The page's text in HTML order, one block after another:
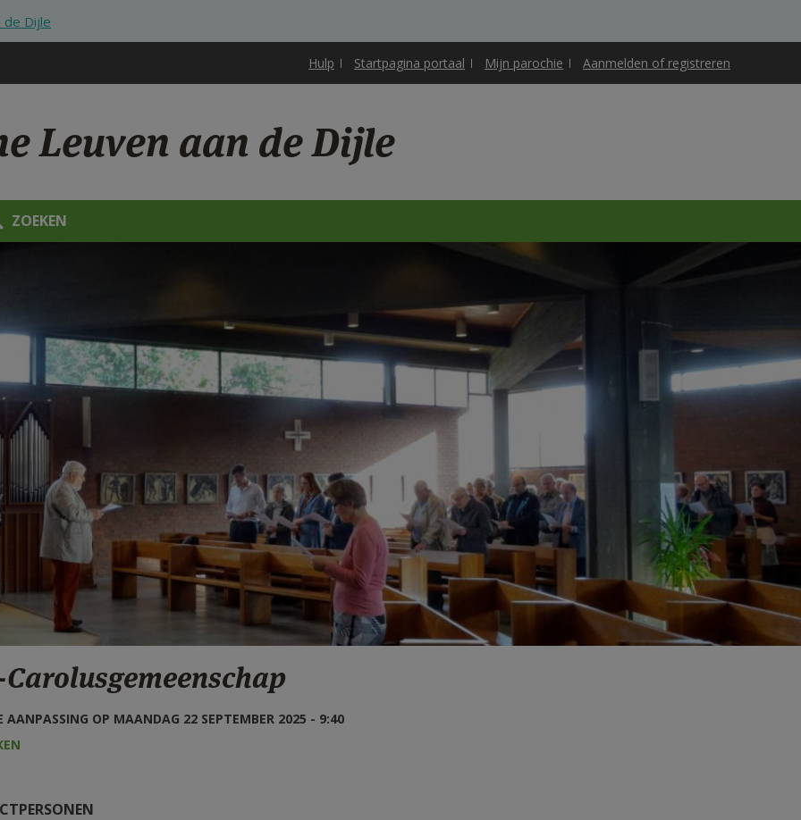
de Dijle
Hulp Startpagina portaal Mijn parochie Aanmelden of registreren
Leuven aan de Dijle
ZOEKEN
AANPASSING OP MAANDAG 22 SEPTEMBER 2025 - 9:40